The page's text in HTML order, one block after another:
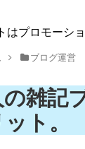
はプロモーシ
ブログ運営
の雑記
ト。